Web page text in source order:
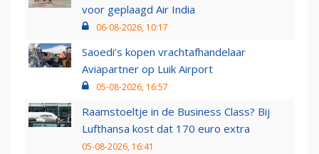
voor geplaagd Air India
06-08-2026, 10:17
Saoedi’s kopen vrachtafhandelaar
Aviapartner op Luik Airport
05-08-2026, 16:57
Raamstoeltje in de Business Class? Bij
Lufthansa kost dat 170 euro extra
05-08-2026, 16:41